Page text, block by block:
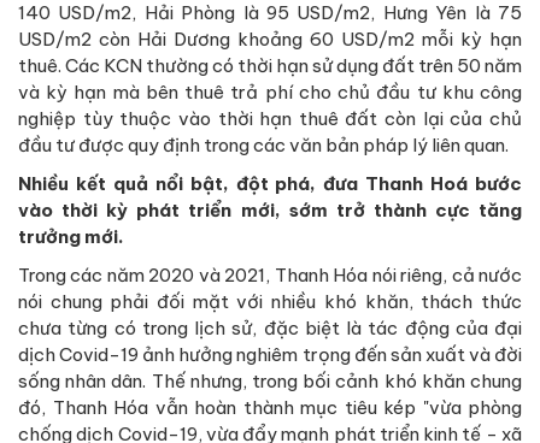
140 USD/m2, Hải Phòng là 95 USD/m2, Hưng Yên là 75
USD/m2 còn Hải Dương khoảng 60 USD/m2 mỗi kỳ hạn
thuê. Các KCN thường có thời hạn sử dụng đất trên 50 năm
và kỳ hạn mà bên thuê trả phí cho chủ đầu tư khu công
nghiệp tùy thuộc vào thời hạn thuê đất còn lại của chủ
đầu tư được quy định trong các văn bản pháp lý liên quan.
Nhiều kết quả nổi bật, đột phá, đưa Thanh Hoá bước
vào thời kỳ phát triển mới, sớm trở thành cực tăng
trưởng mới.
Trong các năm 2020 và 2021, Thanh Hóa nói riêng, cả nước
nói chung phải đối mặt với nhiều khó khăn, thách thức
chưa từng có trong lịch sử, đặc biệt là tác động của đại
dịch Covid-19 ảnh hưởng nghiêm trọng đến sản xuất và đời
sống nhân dân. Thế nhưng, trong bối cảnh khó khăn chung
đó, Thanh Hóa vẫn hoàn thành mục tiêu kép "vừa phòng
chống dịch Covid-19, vừa đẩy mạnh phát triển kinh tế - xã